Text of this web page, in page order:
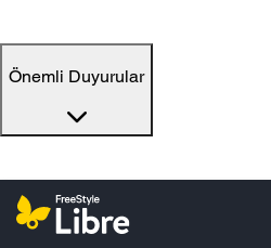
Önemli Duyurular